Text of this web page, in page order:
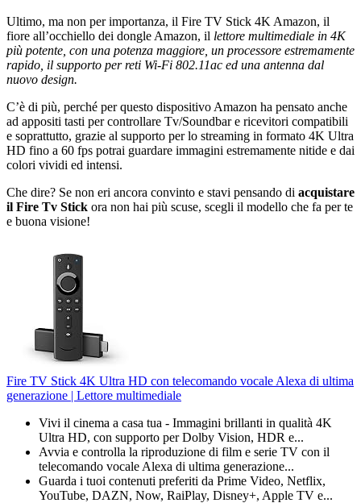
Ultimo, ma non per importanza, il Fire TV Stick 4K Amazon, il
fiore all’occhiello dei dongle Amazon, il lettore multimediale in 4K
più potente, con una potenza maggiore, un processore estremamente
rapido, il supporto per reti Wi-Fi 802.11ac ed una antenna dal
nuovo design.
C’è di più, perché per questo dispositivo Amazon ha pensato anche
ad appositi tasti per controllare Tv/Soundbar e ricevitori compatibili
e soprattutto, grazie al supporto per lo streaming in formato 4K Ultra
HD fino a 60 fps potrai guardare immagini estremamente nitide e dai
colori vividi ed intensi.
Che dire? Se non eri ancora convinto e stavi pensando di acquistare
il Fire Tv Stick ora non hai più scuse, scegli il modello che fa per te
e buona visione!
Fire TV Stick 4K Ultra HD con telecomando vocale Alexa di ultima
generazione | Lettore multimediale
Vivi il cinema a casa tua - Immagini brillanti in qualità 4K
Ultra HD, con supporto per Dolby Vision, HDR e...
Avvia e controlla la riproduzione di film e serie TV con il
telecomando vocale Alexa di ultima generazione...
Guarda i tuoi contenuti preferiti da Prime Video, Netflix,
YouTube, DAZN, Now, RaiPlay, Disney+, Apple TV e...